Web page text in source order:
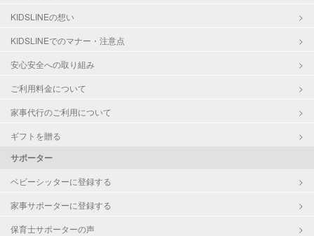
KIDSLINEの想い
KIDSLINEでのマナー・注意点
安心安全への取り組み
ご利用料金について
家事代行のご利用について
ギフトを贈る
サポーター
ベビーシッターに登録する
家事サポーターに登録する
保育士サポーターの声